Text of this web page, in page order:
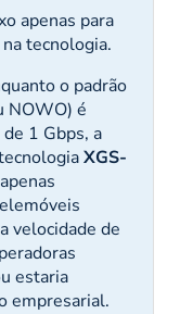
apenas para
tecnologia.
o padrão
NOWO) é
1 Gbps, a
XGS-
velocidade de
estaria
empresarial.